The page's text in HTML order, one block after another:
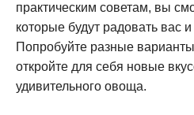
практическим советам, вы
которые будут радовать вас
Попробуйте разные
откройте для себя новые
удивительного овоща.